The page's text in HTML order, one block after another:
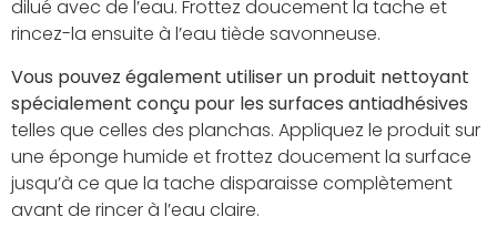
dilué avec de l’eau. Frottez doucement la tache et
rincez-la ensuite à l’eau tiède savonneuse.
Vous pouvez également utiliser un produit nettoyant
spécialement conçu pour les surfaces antiadhésives
telles que celles des planchas. Appliquez le produit sur
une éponge humide et frottez doucement la surface
jusqu’à ce que la tache disparaisse complètement
avant de rincer à l’eau claire.